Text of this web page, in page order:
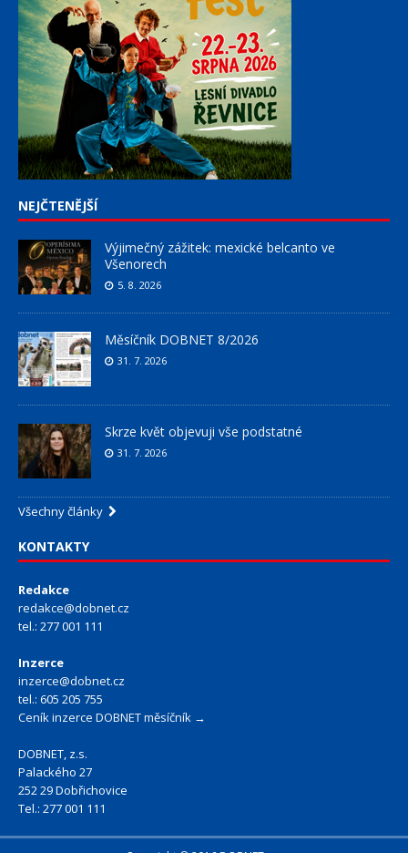
NEJČTENĚJŠÍ
Výjimečný zážitek: mexické belcanto ve
Všenorech
5. 8. 2026
Měsíčník DOBNET 8/2026
31. 7. 2026
Skrze květ objevuji vše podstatné
31. 7. 2026
Všechny články
KONTAKTY
Redakce
redakce@dobnet.cz
tel.: 277 001 111
Inzerce
inzerce@dobnet.cz
tel.: 605 205 755
Ceník inzerce DOBNET měsíčník →
DOBNET, z.s.
Palackého 27
252 29 Dobřichovice
Tel.: 277 001 111